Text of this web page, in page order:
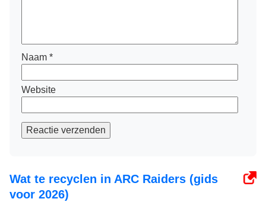
Naam *
Website
Reactie verzenden
Wat te recyclen in ARC Raiders (gids
voor 2026)